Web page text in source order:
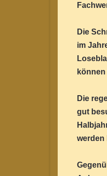
Die
im
Die
gut
werden